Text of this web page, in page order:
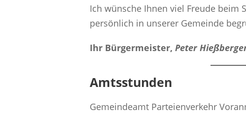
Ich wünsche Ihnen viel Freude beim
persönlich in unserer Gemeinde
Ihr Bürgermeister, Peter
Amtsstunden
Gemeindeamt Parteienverkehr